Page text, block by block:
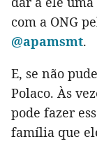
com a ONG
@apamsmt.
E, se não
Polaco. Às
pode fazer
família que